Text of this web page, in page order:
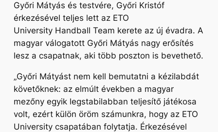
Győri Mátyás és testvére, Győri Kristóf
érkezésével teljes lett az ETO
University Handball Team kerete az új évadra. A
magyar válogatott Győri Mátyás nagy erősítés
lesz a csapatnak, aki több poszton is bevethető.
„Győri Mátyást nem kell bemutatni a kézilabdát
követőknek: az elmúlt években a magyar
mezőny egyik legstabilabban teljesítő játékosa
volt, ezért külön öröm számunkra, hogy az ETO
University csapatában folytatja. Érkezésével